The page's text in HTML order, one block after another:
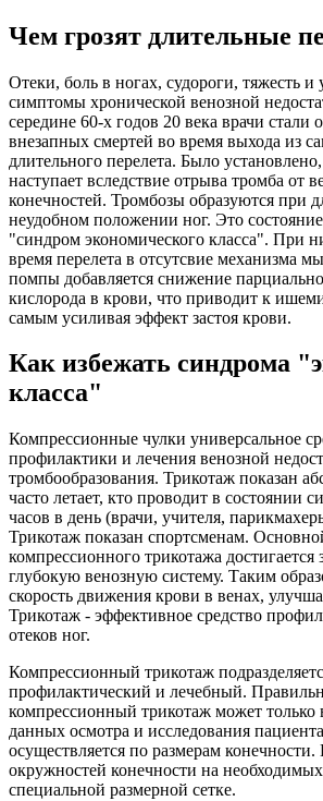
Чем грозят длительные
Отеки, боль в ногах, судороги, тяжесть и
симптомы хронической венозной
середине 60-х годов 20 века врачи стали
внезапных смертей во время выхода из
длительного перелета. Было
наступает вследствие отрыва тромба от
конечностей. Тромбозы образуются при
неудобном положении ног. Это
"синдром экономического класса". При
время перелета в отсутсвие механизма
помпы добавляется снижение
кислорода в крови, что приводит к
самым усиливая эффект застоя крови.
Как избежать синдрома
класса"
Компрессионные чулки универсальное
профилактики и лечения венозной
тромбообразования. Трикотаж показан
часто летает, кто проводит в состоянии
часов в день (врачи, учителя,
Трикотаж показан спортсменам.
компрессионного трикотажа достигается
глубокую венозную систему. Таким
скорость движения крови в венах,
Трикотаж - эффективное средство
отеков ног.
Компрессионный трикотаж
профилактический и лечебный.
компрессионный трикотаж может только
данных осмотра и исследования
осуществляется по размерам
окружностей конечности на
специальной размерной сетке.